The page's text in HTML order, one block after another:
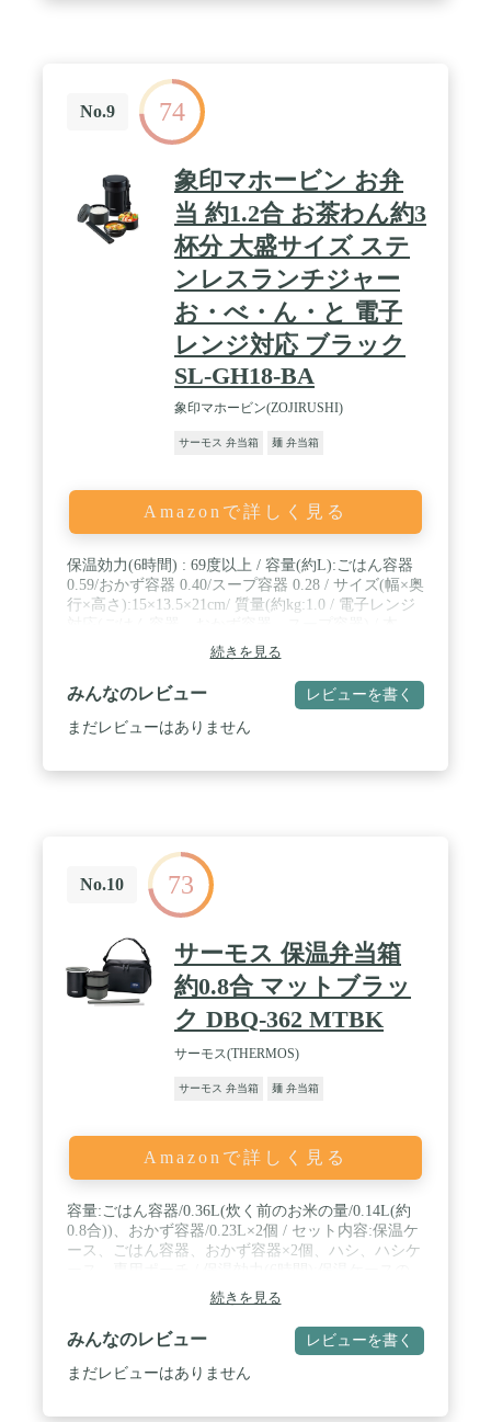
No.9 74
象印マホービン お弁
当 約1.2合 お茶わん約3
杯分 大盛サイズ ステ
ンレスランチジャー
お・べ・ん・と 電子
レンジ対応 ブラック
SL-GH18-BA
象印マホービン(ZOJIRUSHI)
サーモス 弁当箱 麺 弁当箱
Amazonで詳しく見る
保温効力(6時間) : 69度以上 / 容量(約L):ごはん容器
0.59/おかず容器 0.40/スープ容器 0.28 / サイズ(幅×奥
行×高さ):15×13.5×21cm/ 質量(約kg:1.0 / 電子レンジ
体:SUS304、容器:PP、はし:メタリクル樹脂、パッ
キン:シリコン / 容量:ごはん0.59L、スープ容器
0.28L、おかず容器0.4L / 本体丸洗いOK / 「内面フ
ッ素コート」でお手入れしやすい。 / 生産国:タイ
お茶わん3杯分の「大盛りサイズ」 / お腹いっぱい
続きを見る
みんなのレビュー レビューを書く
まだレビューはありません
No.10 73
サーモス 保温弁当箱
約0.8合 マットブラッ
ク DBQ-362 MTBK
サーモス(THERMOS)
サーモス 弁当箱 麺 弁当箱
Amazonで詳しく見る
容量:ごはん容器/0.36L(炊く前のお米の量/0.14L(約
0.8合))、おかず容器/0.23L×2個 / セット内容:保温ケ
ース、ごはん容器、おかず容器×2個、ハシ、ハシケ
みの場合/54度以上、保温ケースを専用ポーチに入れ
た場合/57度以上 / サイズ:本体/約20×10×11.5cm(※専
用ポーチを含まない)、ハシ/約19.5cm、本体重量:約
0.5kg (※専用ポーチ含む) / 原産国:中国
続きを見る
みんなのレビュー レビューを書く
まだレビューはありません